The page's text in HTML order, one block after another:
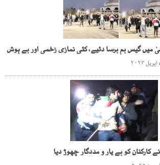
گیس بم برسا دئیے، کئی نمازی زخمی اور بے ہوش
کارکنان کو بے یار و مددگار چھوڑ دیا